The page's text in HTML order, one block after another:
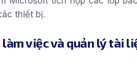
thiết bị.
việc và quản lý tài